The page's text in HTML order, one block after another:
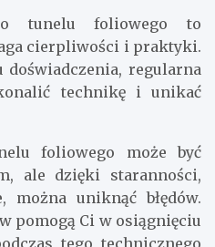
tunelu foliowego to
cierpliwości i praktyki.
regularna
technikę i unikać
foliowego może być
ale dzięki staranności,
można uniknąć błędów.
pomogą Ci w osiągnięciu